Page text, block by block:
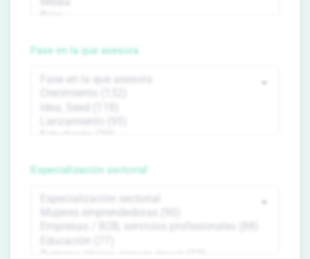
Fase en la que asesora
Especialización sectorial